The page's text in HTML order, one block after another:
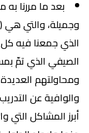
بعد ما مررنا
وجميلة، والتي هي
الذي جمعنا فيه كل
الصيفي الذي تمّ
ومحاولتهم
والوافية عن
أبرز المشاكل التي